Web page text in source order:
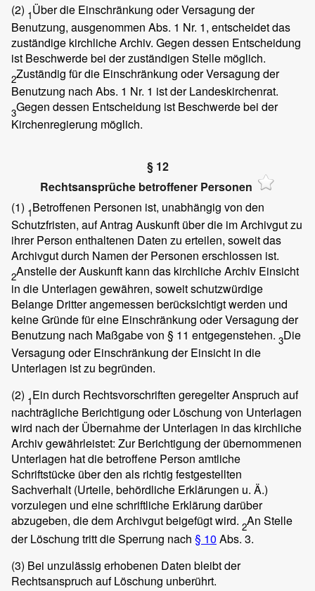
(2) 1Über die Einschränkung oder Versagung der
Benutzung, ausgenommen Abs. 1 Nr. 1, entscheidet das
zuständige kirchliche Archiv. Gegen dessen Entscheidung
ist Beschwerde bei der zuständigen Stelle möglich.
2Zuständig für die Einschränkung oder Versagung der
Benutzung nach Abs. 1 Nr. 1 ist der Landeskirchenrat.
3Gegen dessen Entscheidung ist Beschwerde bei der
Kirchenregierung möglich.
§ 12
Rechtsansprüche betroffener Personen
(1) 1Betroffenen Personen ist, unabhängig von den
Schutzfristen, auf Antrag Auskunft über die im Archivgut zu
ihrer Person enthaltenen Daten zu erteilen, soweit das
Archivgut durch Namen der Personen erschlossen ist.
2Anstelle der Auskunft kann das kirchliche Archiv Einsicht
in die Unterlagen gewähren, soweit schutzwürdige
Belange Dritter angemessen berücksichtigt werden und
keine Gründe für eine Einschränkung oder Versagung der
Benutzung nach Maßgabe von § 11 entgegenstehen. 3Die
Versagung oder Einschränkung der Einsicht in die
Unterlagen ist zu begründen.
(2) 1Ein durch Rechtsvorschriften geregelter Anspruch auf
nachträgliche Berichtigung oder Löschung von Unterlagen
wird nach der Übernahme der Unterlagen in das kirchliche
Archiv gewährleistet: Zur Berichtigung der übernommenen
Unterlagen hat die betroffene Person amtliche
Schriftstücke über den als richtig festgestellten
Sachverhalt (Urteile, behördliche Erklärungen u. Ä.)
vorzulegen und eine schriftliche Erklärung darüber
abzugeben, die dem Archivgut beigefügt wird. 2An Stelle
der Löschung tritt die Sperrung nach § 10 Abs. 3.
(3) Bei unzulässig erhobenen Daten bleibt der
Rechtsanspruch auf Löschung unberührt.